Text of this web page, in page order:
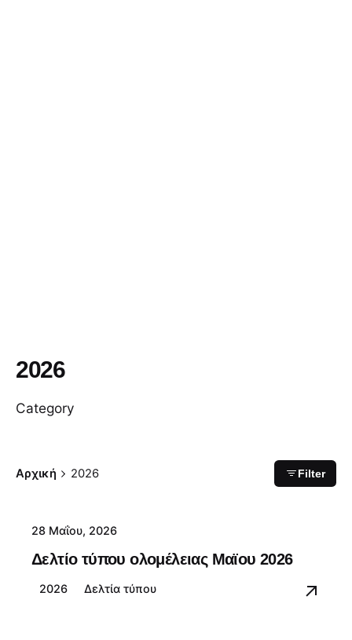
2026
Category
Αρχική 2026 Filter
28 Μαΐου, 2026
Δελτίο τύπου ολομέλειας Μαϊου 2026
2026 Δελτία τύπου